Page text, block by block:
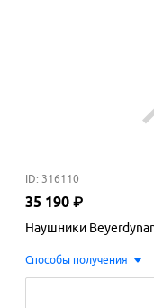
ID: 316110
35 190 ₽
Наушники
Способы получения